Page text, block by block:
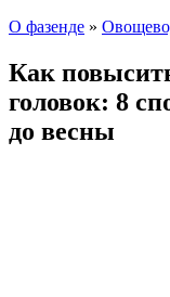
О фазенде »
Как
головок: 8
до весны